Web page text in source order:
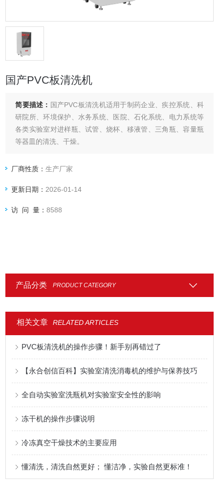
国产PVC板清洗机
简要描述： 国产PVC板清洗机适用于制药企业、疾控系统、科
研院所、环境保护、水务系统、医院、石化系统、电力系统等
各类实验室对进样瓶、试管、烧杯、移液管、三角瓶、容量瓶
等器皿的清洗、干燥。
厂商性质：生产厂家
更新日期： 2026-01-14
访 问 量：8588
产品分类 PRODUCT CATEGORY
相关文章 RELATED ARTICLES
PVC板清洗机的操作步骤！新手别再错过了
【永合创信百科】实验室清洗消毒机的维护与保养技巧
全自动实验室洗瓶机对实验室安全性的影响
冻干机的操作步骤说明
冷冻真空干燥技术的主要应用
懂清洗，清洗自然更好； 懂洁净，实验自然更标准！